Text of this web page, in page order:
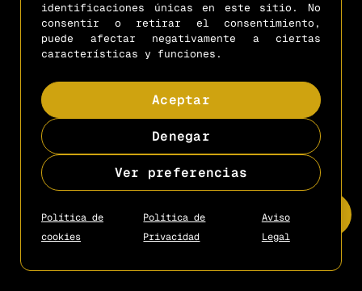
identificaciones únicas en este sitio. No
consentir o retirar el consentimiento,
puede afectar negativamente a ciertas
características y funciones.
Aceptar
Denegar
Ver preferencias
Política de
cookies
Política de
Privacidad
Aviso
Legal